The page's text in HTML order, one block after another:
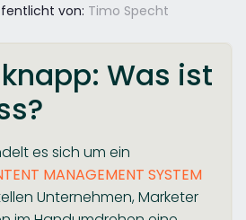
von: Timo Specht
Was ist
es sich um ein
MANAGEMENT SYSTEM
Unternehmen, Marketer